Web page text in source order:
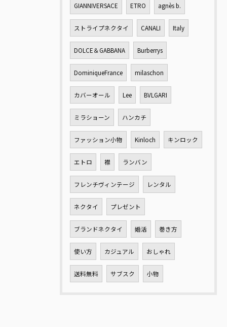
GIANNIVERSACE ETRO agnès b.
ストライプネクタイ CANALI Italy
DOLCE＆GABBANA Burberrys
DominiqueFrance milaschon
カバーオール Lee BVLGARI
ミラショーン ハンカチ
ファッション小物 Kinloch キンロック
エトロ 襟 ランバン
フレンチヴィンテージ レンタル
ネクタイ プレゼント
ブランドネクタイ 婚活 巻き方
使い方 カジュアル おしゃれ
送料無料 サブスク 小物